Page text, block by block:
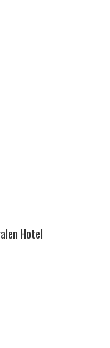
Hotel